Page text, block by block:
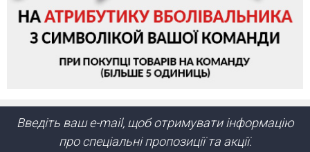
Введіть ваш e-mail, щоб отримувати інформацію
про спеціальні пропозиції та акції.